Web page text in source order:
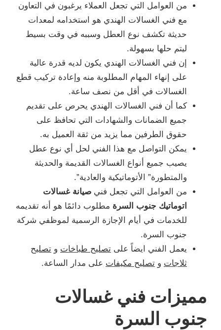
من العوامل التي تجعل العملاء يرغبون في التعاون
مع فني الغسالات الهندي هو استخدامه لمعدات
حديثة تكشف نوع العطل وسببه في وقت بسيط
ليتم حلها بسهولة.
إن فني الغسالات الهندي يكون لديه قدرة عالية
على إنهاء المهام المطلوبة منه وإعادة تركيب قطع
الغسالات في أقل من نصف ساعة.
كما أن فني الغسالات الهندي يحرص على تقديم
جميع الضمانات والشهادات التي تحافظ على
حقوق الطرفين مما يزيد من ثقة العميل به.
يمكن التواصل مع هذا الفني لحل أي نوع عطل
يصيب جميع أنواع الغسالات القديمة والحديثة
والمتطورة” الأتوماتيكية والعادية”.
من العوامل التي تجعل فني صيانة غسالات
اتوماتيك جنوب السرة مطلوب دائمًا هو أنه تقديمه
للخدمات في أيام الإجازة الرسمية لموظفي شركة
جنوب السرة.
يعمل الفني ايضاً على تصليح طباخات و تصليح
ثلاجات و تصليح مكيفات على مدار الساعة.
مميزات فني غسالات
جنوب السرة